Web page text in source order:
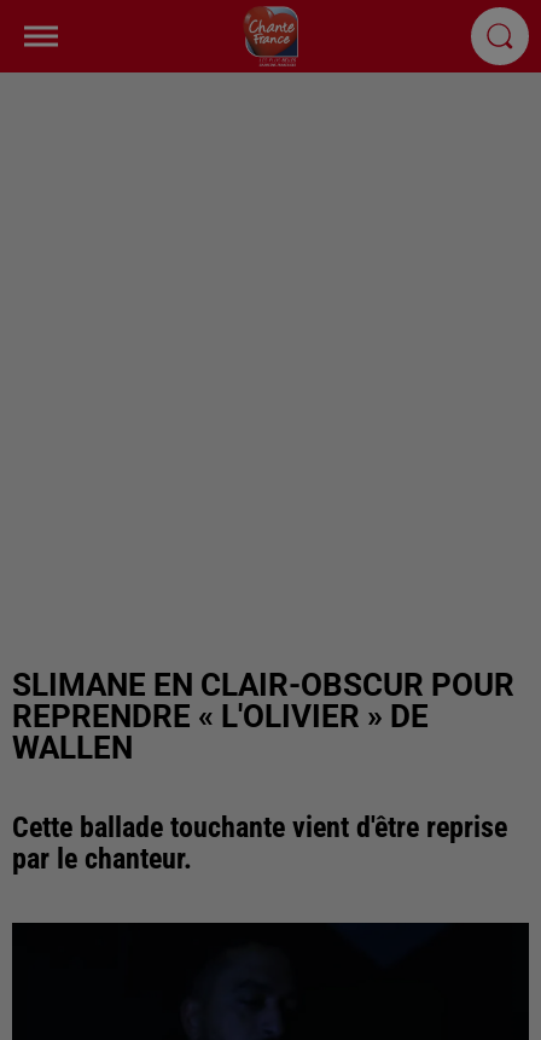
SLIMANE EN CLAIR-OBSCUR POUR
REPRENDRE « L'OLIVIER » DE
WALLEN
Cette ballade touchante vient d'être reprise
par le chanteur.